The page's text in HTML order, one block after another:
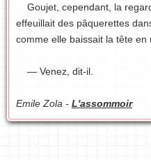
Goujet, cependant, la
effeuillait des pâquerettes
comme elle baissait la tête en
— Venez, dit-il.
Emile Zola - L'assommoir